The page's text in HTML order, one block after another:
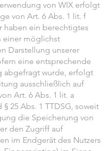
von WIX erfolgt
von Art. 6 Abs. 1 lit. f
haben ein berechtigtes
einer möglichst
Darstellung unserer
eine entsprechende
abgefragt wurde, erfolgt
ausschließlich auf
Art. 6 Abs. 1 lit. a
§ 25 Abs. 1 TTDSG, soweit
die Speicherung von
den Zugriff auf
im Endgerät des Nutzers